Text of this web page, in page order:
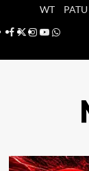
WT PATU
Facebook
X Instagram
YouTube
Whatsapp